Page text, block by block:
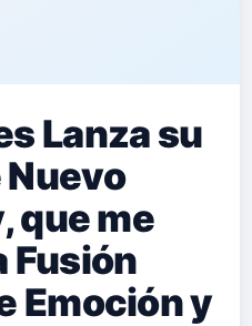
Lanza su
que me
Fusión
Emoción y